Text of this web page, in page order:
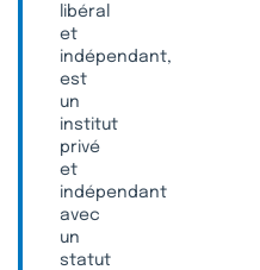
libéral
et
indépendant,
est
un
institut
privé
et
indépendant
avec
un
statut